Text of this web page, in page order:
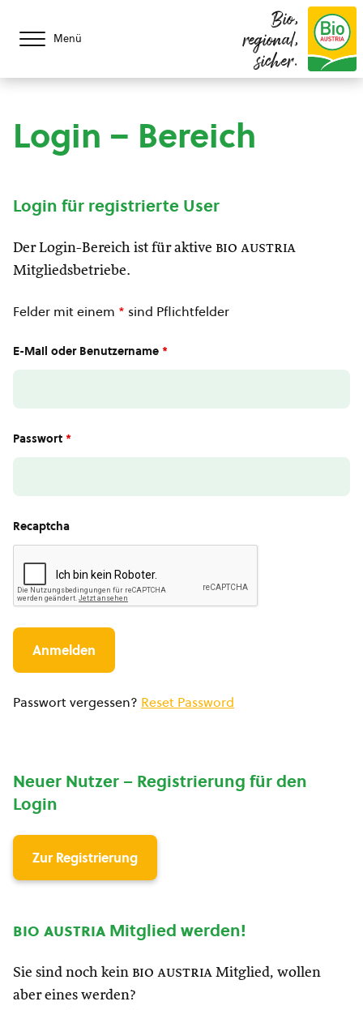
Menü
Bio,
regional,
sicher.
Login – Bereich
Login für registrierte User
Der Login-Bereich ist für aktive bio austria
Mitgliedsbetriebe.
Felder mit einem * sind Pflichtfelder
E-Mail oder Benutzername *
Passwort *
Recaptcha
Passwort vergessen? Reset Password
Neuer Nutzer – Registrierung für den
Login
Zur Registrierung
bio austria Mitglied werden!
Sie sind noch kein bio austria Mitglied, wollen
aber eines werden?